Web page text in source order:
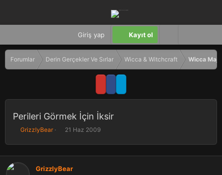
Giriş yap Kayıt ol
Forumlar Derin Gerçekler Ve Sırlar Wicca & Witchcraft Wicca Maji
Perileri Görmek İçin İksir
K
n
b
u
GrizzlyBear
B
ş
l
21 Haz 2009
GrizzlyBear